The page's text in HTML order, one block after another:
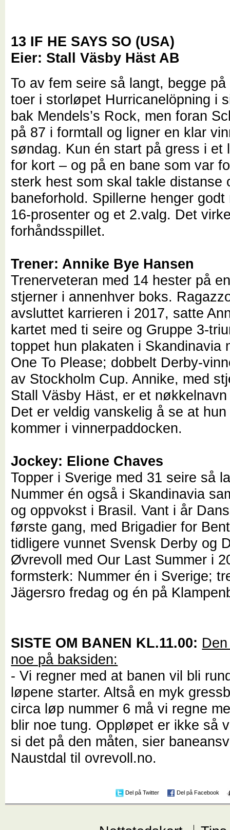
13 IF HE SAYS SO (USA)
Eier: Stall Väsby Häst AB
To av fem seire så langt, begge på
toer i storløpet Hurricanelöpning i
bak Mendels’s Rock, men foran
på 87 i formtall og ligner en klar
søndag. Kun én start på gress i et
for kort – og på en bane som var
sterk hest som skal takle distanse
baneforhold. Spillerne henger godt
16-prosenter og et 2.valg. Det
forhåndsspillet.
Trener: Annike Bye Hansen
Trenerveteran med 14 hester på
stjerner i annenhver boks.
avsluttet karrieren i 2017, satte
kartet med ti seire og Gruppe 3-
toppet hun plakaten i Skandinavia
One To Please; dobbelt Derby-
av Stockholm Cup. Annike, med
Stall Väsby Häst, er et
Det er veldig vanskelig å se at
kommer i vinnerpaddocken.
Jockey: Elione Chaves
Topper i Sverige med 31 seire så
Nummer én også i Skandinavia
og oppvokst i Brasil. Vant i år
første gang, med Brigadier for
tidligere vunnet Svensk Derby og
Øvrevoll med Our Last Summer i
formsterk: Nummer én i Sverige;
Jägersro fredag og én på
SISTE OM BANEN KL.11.00:
noe på baksiden:
- Vi regner med at banen vil bli
løpene starter. Altså en myk
circa løp nummer 6 må vi regne
blir noe tung. Oppløpet er ikke så
si det på den måten, sier
Naustdal til ovrevoll.no.
Del på Twitter Del på Facebook